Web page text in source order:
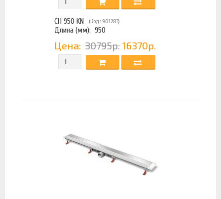
CH 950 KN (Код: 901283)
Длина (мм): 950
Цена: 30795р. 16370р.